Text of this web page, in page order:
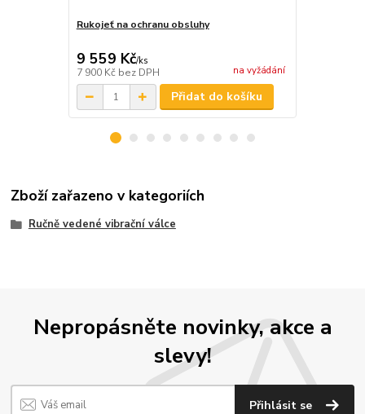
Rukojeť na ochranu obsluhy
9 559 Kč/ks
7 900 Kč bez DPH na vyžádání
Přidat do košíku
Zboží zařazeno v kategoriích
Ručně vedené vibrační válce
Nepropásněte novinky, akce a
slevy!
Přihlásit se